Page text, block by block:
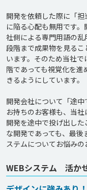
開発を依頼した際に「
に陥る心配も無用です
社側による専門用語の
段階まで成果物を見る
います。そのため当社
階であっても視覚化を
きるようにしています。
開発会社について「途
お持ちのお客様も、当社
開発を途中で投げ出し
な開発であっても、最
WEBシステム 活か